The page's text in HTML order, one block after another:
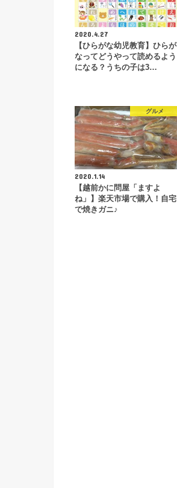
2020.4.27
【ひらがな幼児教育】ひらが
なってどうやって読めるよう
になる？うちの子は3…
グルメ
2020.1.14
【越前かに問屋「ますよ
ね」】楽天市場で購入！自宅
で焼きガニ♪